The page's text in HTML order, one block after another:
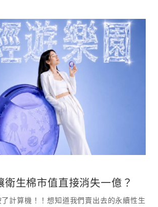
衛生棉市值直接消失一億？
計算機！！想知道我們賣出去的永續性生